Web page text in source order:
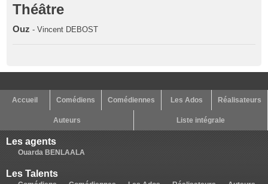
Théâtre
Ouz - Vincent DEBOST
Accueil Comédiens Comédiennes Les Ados Réalisateurs
Auteurs Liste intégrale
Les agents
Ouarda BENLAALA
Les Talents